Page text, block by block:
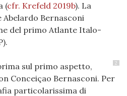
(cfr. Krefeld 2019b). La
Abelardo Bernasconi
del primo Atlante Italo-
2
sul primo aspetto,
Conceiçao Bernasconi. Per
particolarissima di